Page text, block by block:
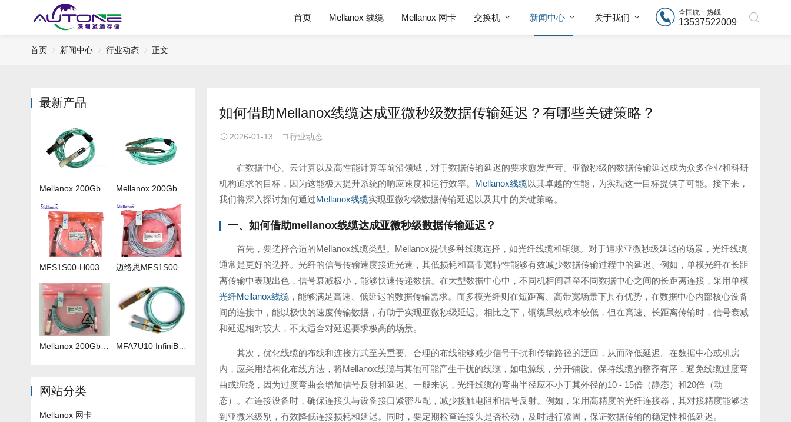
首页 Mellanox 线缆 Mellanox 网卡 交换机 新闻中心 关于我们
全国统一热线
13537522009
首页 新闻中心 行业动态 正文
如何借助Mellanox线缆达成亚微秒级数据传输延迟？有哪些关键策略？
2026-01-13 行业动态
在数据中心、云计算以及高性能计算等前沿领域，对于数据传输延迟的要求愈发严苛。亚微秒级的数据传输延迟成为众多企业和科研
机构追求的目标，因为这能极大提升系统的响应速度和运行效率。 Mellanox线缆以其卓越的性能，为实现这一目标提供了可能。接下来，
我们将深入探讨如何通过Mellanox线缆实现亚微秒级数据传输延迟以及其中的关键策略。
一、如何借助mellanox线缆达成亚微秒级数据传输延迟？
首先，要选择合适的Mellanox线缆类型。Mellanox提供多种线缆选择，如光纤线缆和铜缆。对于追求亚微秒级延迟的场景，光纤线缆
通常是更好的选择。光纤的信号传输速度接近光速，其低损耗和高带宽特性能够有效减少数据传输过程中的延迟。例如，单模光纤在长距
离传输中表现出色，信号衰减极小，能够快速传递数据。在大型数据中心中，不同机柜间甚至不同数据中心之间的长距离连接，采用单模
光纤Mellanox线缆 ，能够满足高速、低延迟的数据传输需求。而多模光纤则在短距离、高带宽场景下具有优势，在数据中心内部核心设备
间的连接中，能以极快的速度传输数据，有助于实现亚微秒级延迟。相比之下，铜缆虽然成本较低，但在高速、长距离传输时，信号衰减
和延迟相对较大，不太适合对延迟要求极高的场景。
其次，优化线缆的布线和连接方式至关重要。合理的布线能够减少信号干扰和传输路径的迂回，从而降低延迟。在数据中心或机房
内，应采用结构化布线方法，将Mellanox线缆与其他可能产生干扰的线缆，如电源线，分开铺设。保持线缆的整齐有序，避免线缆过度弯
曲或缠绕，因为过度弯曲会增加信号反射和延迟。一般来说，光纤线缆的弯曲半径应不小于其外径的10 - 15倍（静态）和20倍（动
态）。在连接设备时，确保连接头与设备接口紧密匹配，减少接触电阻和信号反射。例如，采用高精度的光纤连接器，其对接精度能够达
到亚微米级别，有效降低连接损耗和延迟。同时，要定期检查连接头是否松动，及时进行紧固，保证数据传输的稳定性和低延迟。
最新产品
网站分类
Mellanox 网卡